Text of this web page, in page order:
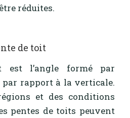
réduites.
de toit
l’angle formé par
rapport à la verticale.
et des conditions
pentes de toits peuvent